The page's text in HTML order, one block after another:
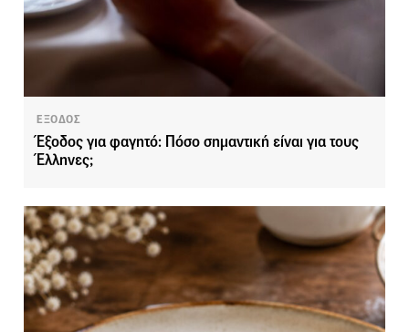
ΕΞΟΔΟΣ
Έξοδος για φαγητό: Πόσο σημαντική είναι για τους
Έλληνες;